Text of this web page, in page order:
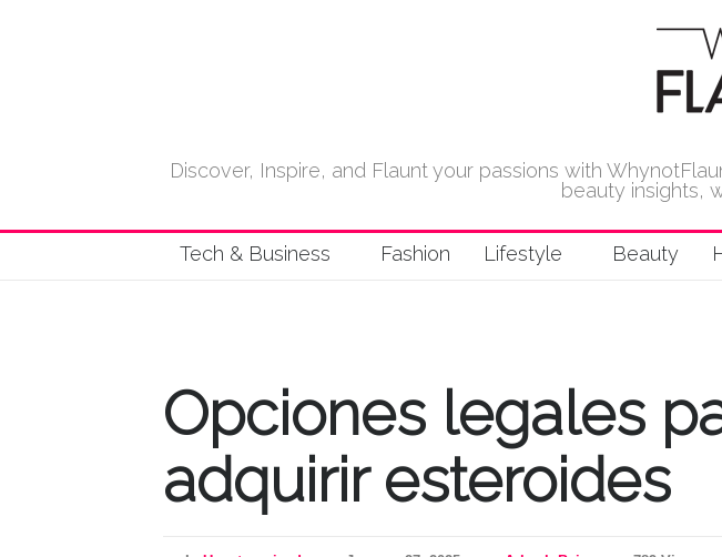
Discover, Inspire, and Flaunt your passions with
beauty insights,
Tech & Business Fashion Lifestyle Beauty
Opciones legales
adquirir esteroides